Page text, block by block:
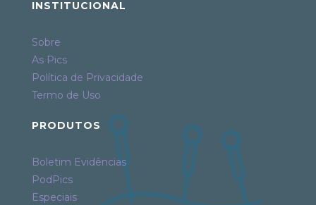
INSTITUCIONAL
Sobre
As Pics
Política de Privacidade
Termo de Uso
PRODUTOS
Boletim Evidências
PodPics
Especiais